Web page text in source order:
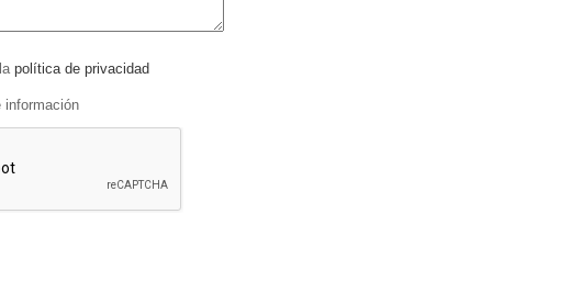
política de privacidad
información